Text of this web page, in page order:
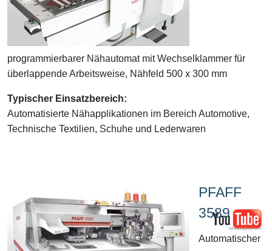
programmierbarer Nähautomat mit Wechselklammer für
überlappende Arbeitsweise, Nähfeld 500 x 300 mm
Typischer Einsatzbereich:
Automatisierte Nähapplikationen im Bereich Automotive,
Technische Textilien, Schuhe und Lederwaren
PFAFF
3589
Automatischer